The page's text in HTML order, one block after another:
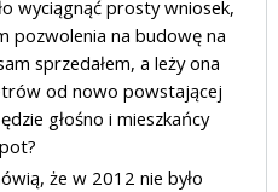
wyciągnąć prosty wniosek,
pozwolenia na budowę na
sprzedałem, a leży ona
od nowo powstającej
głośno i mieszkańcy
że w 2012 nie było